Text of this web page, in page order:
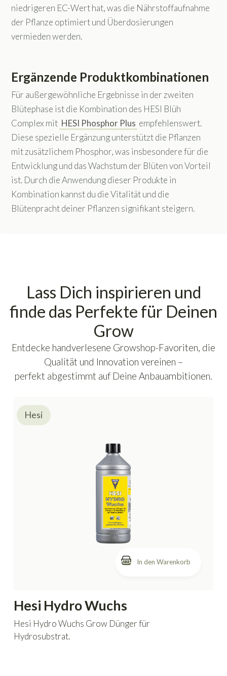
niedrigeren EC-Wert hat, was die Nährstoffaufnahme
der Pflanze optimiert und Überdosierungen
vermieden werden.
Ergänzende Produktkombinationen
Für außergewöhnliche Ergebnisse in der zweiten
Blütephase ist die Kombination des HESI Blüh
Complex mit HESI Phosphor Plus empfehlenswert.
Diese spezielle Ergänzung unterstützt die Pflanzen
mit zusätzlichem Phosphor, was insbesondere für die
Entwicklung und das Wachstum der Blüten von Vorteil
ist. Durch die Anwendung dieser Produkte in
Kombination kannst du die Vitalität und die
Blütenpracht deiner Pflanzen signifikant steigern.
Lass Dich inspirieren und
finde das Perfekte für Deinen
Grow
Entdecke handverlesene Growshop-Favoriten, die
Qualität und Innovation vereinen –
perfekt abgestimmt auf Deine Anbauambitionen.
In den Warenkorb
Hesi Hydro Wuchs
Hesi Hydro Wuchs Grow Dünger für
Hydrosubstrat.
Hesi